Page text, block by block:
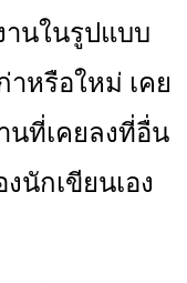
านในรูปแบบ
าหรือใหม่ เคย
นที่เคยลงที่อื่น
นักเขียนเอง